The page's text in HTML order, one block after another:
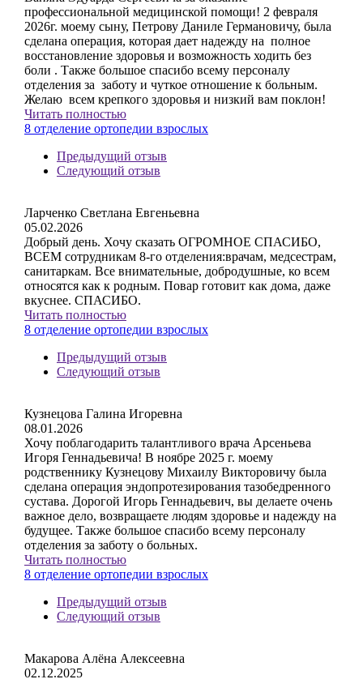
профессиональной медицинской помощи! 2 февраля
2026г. моему сыну, Петрову Даниле Германовичу, была
сделана операция, которая дает надежду на полное
восстановление здоровья и возможность ходить без
боли . Также большое спасибо всему персоналу
отделения за заботу и чуткое отношение к больным.
Желаю всем крепкого здоровья и низкий вам поклон!
Читать полностью
8 отделение ортопедии взрослых
Предыдущий отзыв
Следующий отзыв
Ларченко Светлана Евгеньевна
05.02.2026
Добрый день. Хочу сказать ОГРОМНОЕ СПАСИБО,
ВСЕМ сотрудникам 8-го отделения:врачам, медсестрам,
санитаркам. Все внимательные, добродушные, ко всем
относятся как к родным. Повар готовит как дома, даже
вкуснее. СПАСИБО.
Читать полностью
8 отделение ортопедии взрослых
Предыдущий отзыв
Следующий отзыв
Кузнецова Галина Игоревна
08.01.2026
Хочу поблагодарить талантливого врача Арсеньева
Игоря Геннадьевича! В ноябре 2025 г. моему
родственнику Кузнецову Михаилу Викторовичу была
сделана операция эндопротезирования тазобедренного
сустава. Дорогой Игорь Геннадьевич, вы делаете очень
важное дело, возвращаете людям здоровье и надежду на
будущее. Также большое спасибо всему персоналу
отделения за заботу о больных.
Читать полностью
8 отделение ортопедии взрослых
Предыдущий отзыв
Следующий отзыв
Макарова Алёна Алексеевна
02.12.2025